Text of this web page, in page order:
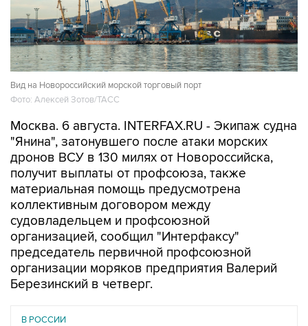
Вид на Новороссийский морской торговый порт
Фото: Алексей Зотов/ТАСС
Москва. 6 августа. INTERFAX.RU - Экипаж судна
"Янина", затонувшего после атаки морских
дронов ВСУ в 130 милях от Новороссийска,
получит выплаты от профсоюза, также
материальная помощь предусмотрена
коллективным договором между
судовладельцем и профсоюзной
организацией, сообщил "Интерфаксу"
председатель первичной профсоюзной
организации моряков предприятия Валерий
Березинский в четверг.
В РОССИИ